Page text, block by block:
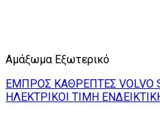
Αμάξωμα Εξωτερικό
ΕΜΠΡΟΣ ΚΑΘΡΕΠΤΕΣ VOLVO
ΗΛΕΚΤΡΙΚΟΙ ΤΙΜΗ